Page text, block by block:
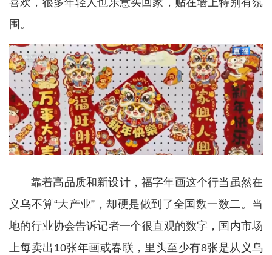
喜欢，很多年轻人也乐意买回家，贴在墙上特别有氛
围。
靠着高品质和新设计，福字年画这个行当虽然在
义乌不算“大产业”，却硬是做到了全国数一数二。当
地的行业协会告诉记者一个很直观的数字，国内市场
上每卖出10张年画或春联，里头至少有8张是从义乌